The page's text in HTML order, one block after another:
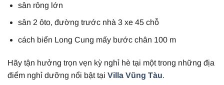
sân rông lớn
sân 2 ôto, đường trước nhà 3 xe 45 chỗ
cách biển Long Cung mấy bước chân 100 m
Hãy tận hưởng trọn vẹn kỳ nghỉ hè tại một trong những địa
điểm nghỉ dưỡng nổi bật tại Villa Vũng Tàu.